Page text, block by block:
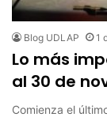
Blog UDLAP 1
Lo más
al 30 de
Comienza el